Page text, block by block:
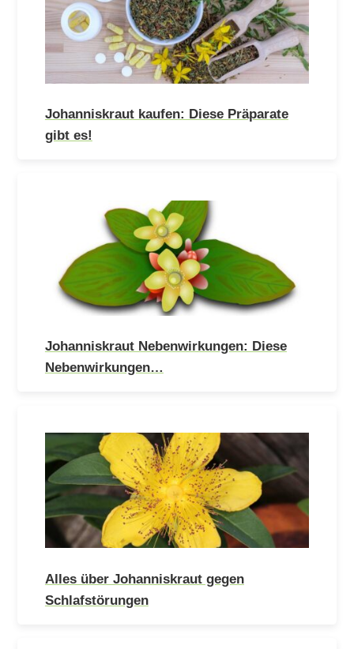
Johanniskraut kaufen: Diese Präparate
gibt es!
Johanniskraut Nebenwirkungen: Diese
Nebenwirkungen…
Alles über Johanniskraut gegen
Schlafstörungen